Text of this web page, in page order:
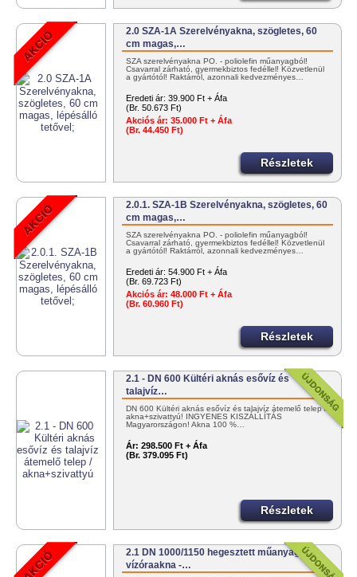
2.0 SZA-1A Szerelvényakna, szögletes, 60
cm magas,…
SZA szerelvényakna PO. - poliolefin műanyagból!
Csavarral zárható, gyermekbiztos fedéllel! Közvetlenül
a gyártótól! Raktárról, azonnali kedvezményes…
Eredeti ár: 39.900 Ft + Áfa
(Br. 50.673 Ft)
Akciós ár: 35.000 Ft + Áfa
(Br. 44.450 Ft)
Részletek
2.0.1. SZA-1B Szerelvényakna, szögletes, 60
cm magas,…
SZA szerelvényakna PO. - poliolefin műanyagból!
Csavarral zárható, gyermekbiztos fedéllel! Közvetlenül
a gyártótól! Raktárról, azonnali kedvezményes…
Eredeti ár: 54.900 Ft + Áfa
(Br. 69.723 Ft)
Akciós ár: 48.000 Ft + Áfa
(Br. 60.960 Ft)
Részletek
2.1 - DN 600 Kültéri aknás esővíz és
talajvíz…
DN 600 Kültéri aknás esővíz és talajvíz átemelő telep /
akna+szivattyú! INGYENES KISZÁLLÍTÁS
Magyarországon! Akna 100 %…
Ár: 298.500 Ft + Áfa
(Br. 379.095 Ft)
Részletek
2.1 DN 1000/1150 hegesztett műanyag PE.
vízóraakna -…